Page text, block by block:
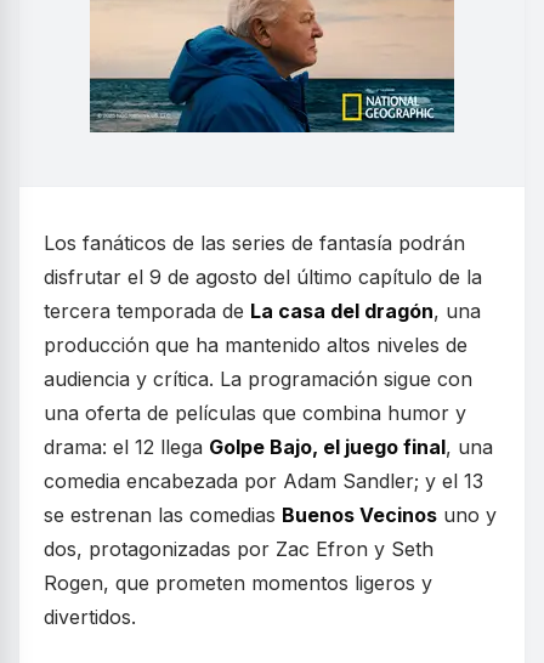
Los fanáticos de las series de fantasía podrán
disfrutar el 9 de agosto del último capítulo de la
tercera temporada de La casa del dragón, una
producción que ha mantenido altos niveles de
audiencia y crítica. La programación sigue con
una oferta de películas que combina humor y
drama: el 12 llega Golpe Bajo, el juego final, una
comedia encabezada por Adam Sandler; y el 13
se estrenan las comedias Buenos Vecinos uno y
dos, protagonizadas por Zac Efron y Seth
Rogen, que prometen momentos ligeros y
divertidos.